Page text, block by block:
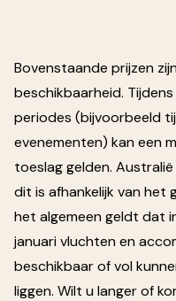
Bovenstaande prijzen
beschikbaarheid.
periodes (bijvoorbeeld
evenementen) kan een
toeslag gelden.
dit is afhankelijk van het
het algemeen geldt dat
januari vluchten en
beschikbaar of vol
liggen. Wilt u langer of